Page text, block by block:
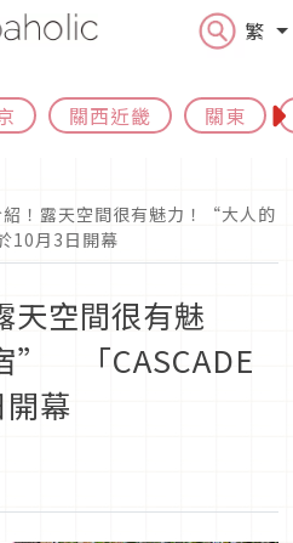
繁
關西近畿 關東
！露天空間很有魅力！“大人的
10月3日開幕
天空間很有魅
” 「CASCADE
幕